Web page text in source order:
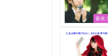
蒼依